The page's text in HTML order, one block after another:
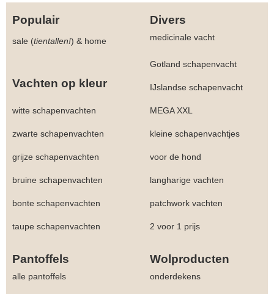
Populair Divers
sale (tientallen!) & home medicinale vacht
Gotland schapenvacht
Vachten op kleur IJslandse schapenvacht
witte schapenvachten MEGA XXL
zwarte schapenvachten kleine schapenvachtjes
grijze schapenvachten voor de hond
bruine schapenvachten langharige vachten
bonte schapenvachten patchwork vachten
taupe schapenvachten 2 voor 1 prijs
Pantoffels Wolproducten
alle pantoffels onderdekens